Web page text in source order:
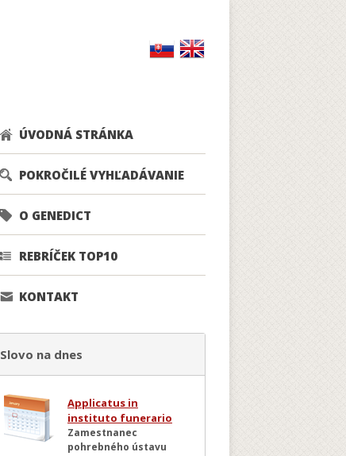
ÚVODNÁ STRÁNKA
POKROČILÉ VYHĽADÁVANIE
O GENEDICT
REBRÍČEK TOP10
KONTAKT
Slovo na dnes
Applicatus in
instituto funerario
Zamestnanec
pohrebného ústavu